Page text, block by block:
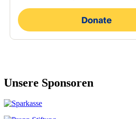
Unsere Sponsoren